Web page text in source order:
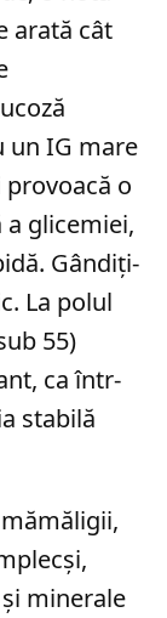
arată cât
un IG mare
o
glicemiei,
Gândiți-
La polul
55)
ca într-
stabilă
minerale